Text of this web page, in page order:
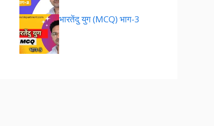
भारतेंदु युग (MCQ) भाग-3